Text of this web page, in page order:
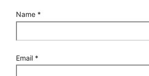
Name *
Email *